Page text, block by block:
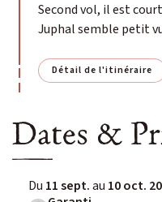
Second vol, il est
Juphal semble petit
Détail de l'itinéraire
Dates &
Du 11 sept.au 10 oct.